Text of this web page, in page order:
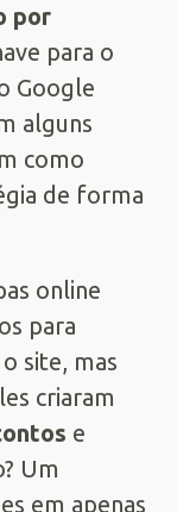
por
para o
Google
alguns
como
de forma
online
para
site, mas
criaram
e
Um
em apenas